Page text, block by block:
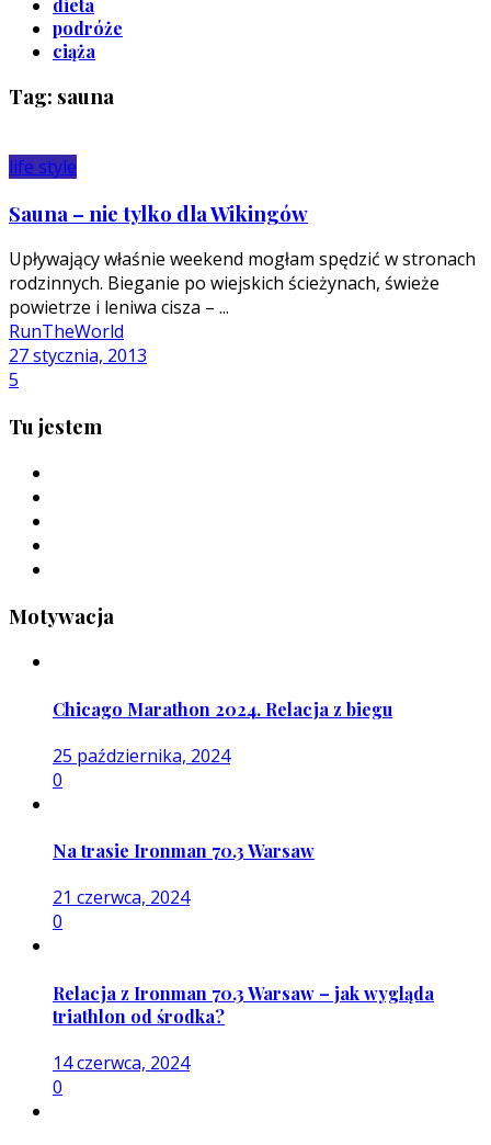
podróże
ciąża
Tag: sauna
life style
Sauna – nie tylko dla Wikingów
Upływający właśnie weekend mogłam spędzić w stronach
rodzinnych. Bieganie po wiejskich ścieżynach, świeże
powietrze i leniwa cisza – ...
RunTheWorld
27 stycznia, 2013
5
Tu jestem
Motywacja
Chicago Marathon 2024. Relacja z biegu
25 października, 2024
0
Na trasie Ironman 70.3 Warsaw
21 czerwca, 2024
0
Relacja z Ironman 70.3 Warsaw – jak wygląda
triathlon od środka?
14 czerwca, 2024
0